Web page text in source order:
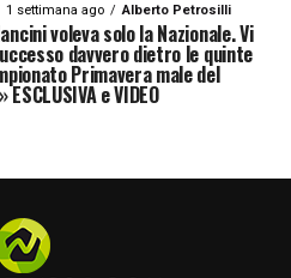
rafforzando le
la nuova stagione di
1 settimana ago Alberto Petrosilli
voleva solo la Nazionale. Vi
davvero dietro le quinte
Primavera male del
e VIDEO